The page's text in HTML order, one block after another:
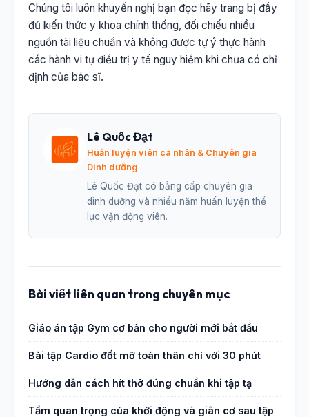
Chúng tôi luôn khuyến nghị bạn đọc hãy trang bị đầy
đủ kiến thức y khoa chính thống, đối chiếu nhiều
nguồn tài liệu chuẩn và không được tự ý thực hành
các hành vi tự điều trị y tế nguy hiểm khi chưa có chỉ
định của bác sĩ.
Lê Quốc Đạt
Huấn luyện viên cá nhân & Chuyên gia
Dinh dưỡng
Lê Quốc Đạt có bằng cấp chuyên gia
dinh dưỡng và nhiều năm huấn luyện thể
lực vận động viên.
Bài viết liên quan trong chuyên mục
Giáo án tập Gym cơ bản cho người mới bắt đầu
Bài tập Cardio đốt mỡ toàn thân chỉ với 30 phút
Hướng dẫn cách hít thở đúng chuẩn khi tập tạ
Tầm quan trọng của khởi động và giãn cơ sau tập